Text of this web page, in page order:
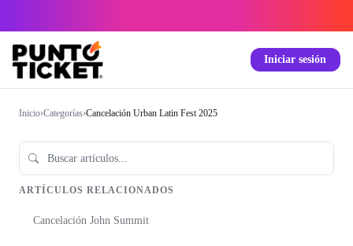
Iniciar sesión
Inicio›Categorías›Cancelación Urban Latin Fest 2025
ARTÍCULOS RELACIONADOS
Cancelación John Summit